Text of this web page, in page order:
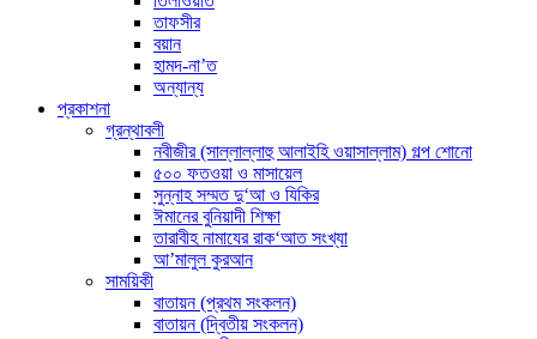
তাফসীর
বয়ান
হামদ-না’ত
অন্যান্য
প্রকাশনা
গ্রন্থাবলী
নবীজীর (সাল্লাল্লাহু আলাইহি ওয়াসাল্লাম) গল্প শোনো
৫০০ ফতওয়া ও মাসায়েল
সুন্নাহ সম্মত দু‘আ ও যিকির
ঈমানের বুনিয়াদী শিক্ষা
তারাবীহ নামাযের রাক‘আত সংখ্যা
আ’মালুল কুরআন
সাময়িকী
বাতায়ন (প্রথম সংকলন)
বাতায়ন (দ্বিতীয় সংকলন)